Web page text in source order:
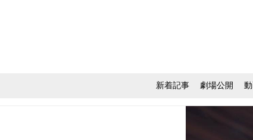
新着記事 劇場公開